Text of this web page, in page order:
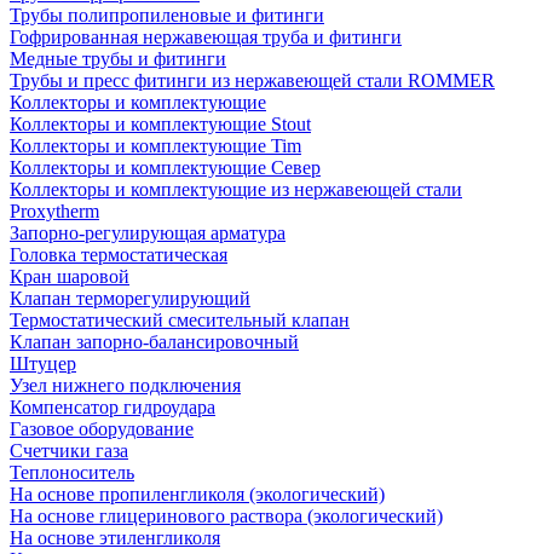
Трубы полипропиленовые и фитинги
Гофрированная нержавеющая труба и фитинги
Медные трубы и фитинги
Трубы и пресс фитинги из нержавеющей стали ROMMER
Коллекторы и комплектующие
Коллекторы и комплектующие Stout
Коллекторы и комплектующие Tim
Коллекторы и комплектующие Север
Коллекторы и комплектующие из нержавеющей стали
Proxytherm
Запорно-регулирующая арматура
Головка термостатическая
Кран шаровой
Клапан терморегулирующий
Термостатический смесительный клапан
Клапан запорно-балансировочный
Штуцер
Узел нижнего подключения
Компенсатор гидроудара
Газовое оборудование
Счетчики газа
Теплоноситель
На основе пропиленгликоля (экологический)
На основе глицеринового раствора (экологический)
На основе этиленгликоля